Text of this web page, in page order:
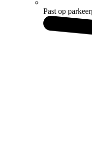
Past op